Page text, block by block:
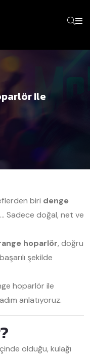
Ile
biri denge
Sadece doğal, net ve
hoparlör, doğru
şekilde
hoparlör ile
anlatıyoruz.
olduğu, kulağı